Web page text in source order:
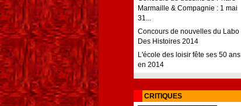
Marmaille & Compagnie : 1 mai
31...
Concours de nouvelles du Labo
Des Histoires 2014
L'école des loisir fête ses 50 ans
en 2014
CRITIQUES